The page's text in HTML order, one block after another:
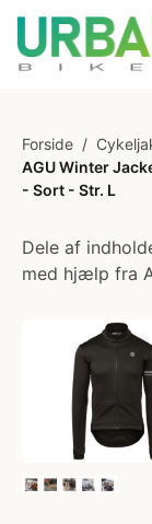
Forside /
AGU Winter
- Sort - Str. L
Dele af
med hjælp fra